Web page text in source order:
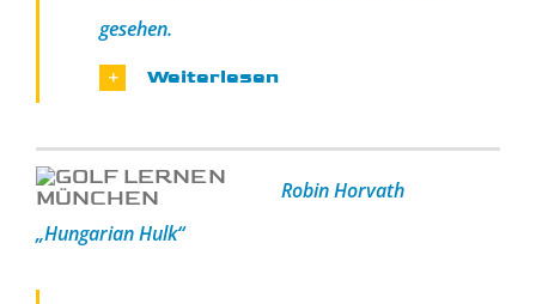
gesehen.
Weiterlesen
Robin Horvath
„Hungarian Hulk“